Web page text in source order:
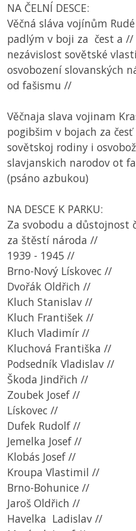
NA ČELNÍ DESCE:
Věčná sláva vojínům
padlým v boji za čest a //
nezávislost sovětské
osvobození slovanských
od fašismu //
Věčnaja slava vojinam
pogibšim v bojach za
sovětskoj rodiny i
slavjanskich narodov ot
(psáno azbukou)
NA DESCE K PARKU:
Za svobodu a důstojnost
za štěstí národa //
1939 - 1945 //
Brno-Nový Lískovec //
Dvořák Oldřich //
Kluch Stanislav //
Kluch František //
Kluch Vladimír //
Kluchová Františka //
Podsedník Vladislav //
Škoda Jindřich //
Zoubek Josef //
Lískovec //
Dufek Rudolf //
Jemelka Josef //
Klobás Josef //
Kroupa Vlastimil //
Brno-Bohunice //
Jaroš Oldřich //
Havelka Ladislav //